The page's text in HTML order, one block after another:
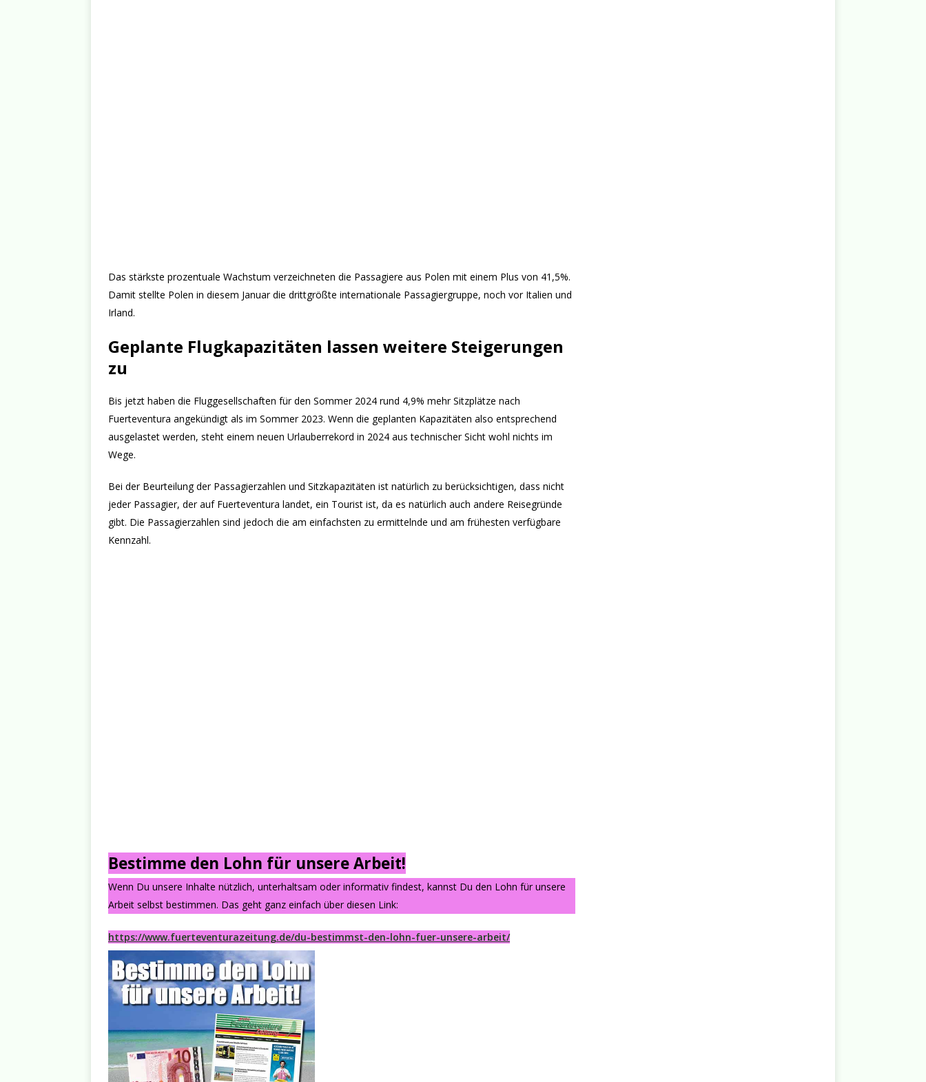
Das stärkste prozentuale Wachstum verzeichneten die Passagiere aus Polen mit einem Plus von 41,5%.
Damit stellte Polen in diesem Januar die drittgrößte internationale Passagiergruppe, noch vor Italien und
Irland.
Geplante Flugkapazitäten lassen weitere Steigerungen
zu
Bis jetzt haben die Fluggesellschaften für den Sommer 2024 rund 4,9% mehr Sitzplätze nach
Fuerteventura angekündigt als im Sommer 2023. Wenn die geplanten Kapazitäten also entsprechend
ausgelastet werden, steht einem neuen Urlauberrekord in 2024 aus technischer Sicht wohl nichts im
Wege.
Bei der Beurteilung der Passagierzahlen und Sitzkapazitäten ist natürlich zu berücksichtigen, dass nicht
jeder Passagier, der auf Fuerteventura landet, ein Tourist ist, da es natürlich auch andere Reisegründe
gibt. Die Passagierzahlen sind jedoch die am einfachsten zu ermittelnde und am frühesten verfügbare
Kennzahl.
Bestimme den Lohn für unsere Arbeit!
Wenn Du unsere Inhalte nützlich, unterhaltsam oder informativ findest, kannst Du den Lohn für unsere
Arbeit selbst bestimmen. Das geht ganz einfach über diesen Link:
https://www.fuerteventurazeitung.de/du-bestimmst-den-lohn-fuer-unsere-arbeit/